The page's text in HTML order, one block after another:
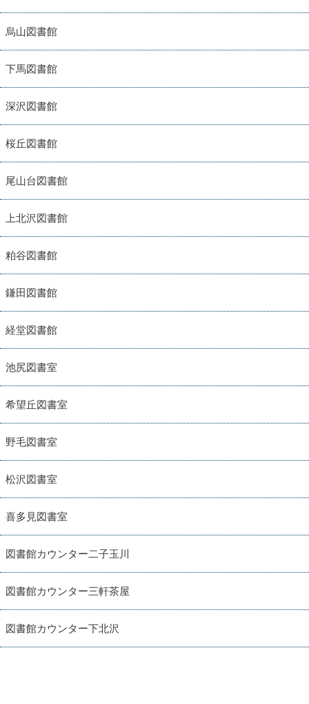
烏山図書館
下馬図書館
深沢図書館
桜丘図書館
尾山台図書館
上北沢図書館
粕谷図書館
鎌田図書館
経堂図書館
池尻図書室
希望丘図書室
野毛図書室
松沢図書室
喜多見図書室
図書館カウンター二子玉川
図書館カウンター三軒茶屋
図書館カウンター下北沢